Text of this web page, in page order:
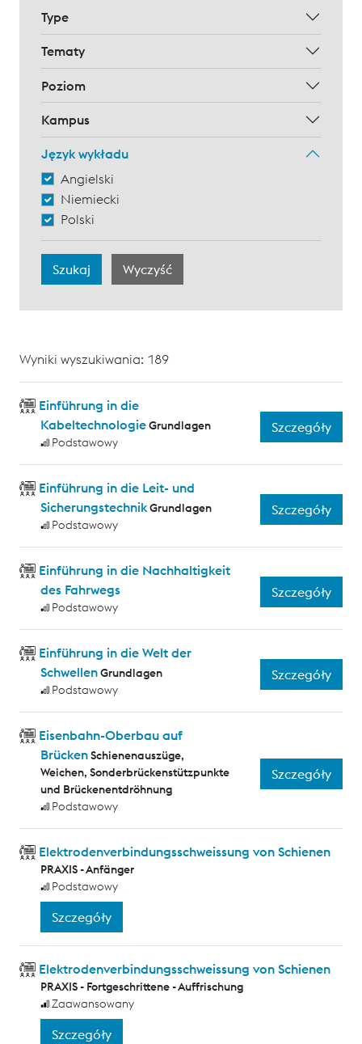
Type
Tematy
Poziom
Kampus
Język wykładu
Angielski
Niemiecki
Polski
Wyniki wyszukiwania: 189
Einführung in die
KabeltechnologieGrundlagen
Podstawowy
Szczegóły
Einführung in die Leit- und
SicherungstechnikGrundlagen
Podstawowy
Szczegóły
Einführung in die Nachhaltigkeit
des Fahrwegs
Podstawowy
Szczegóły
Einführung in die Welt der
SchwellenGrundlagen
Podstawowy
Szczegóły
Eisenbahn-Oberbau auf
BrückenSchienenauszüge,
Weichen, Sonderbrückenstützpunkte
und Brückenentdröhnung
Podstawowy
Szczegóły
Elektrodenverbindungsschweissung von Schienen
PRAXIS - Anfänger
Podstawowy
Szczegóły
Elektrodenverbindungsschweissung von Schienen
PRAXIS - Fortgeschrittene - Auffrischung
Zaawansowany
Szczegóły